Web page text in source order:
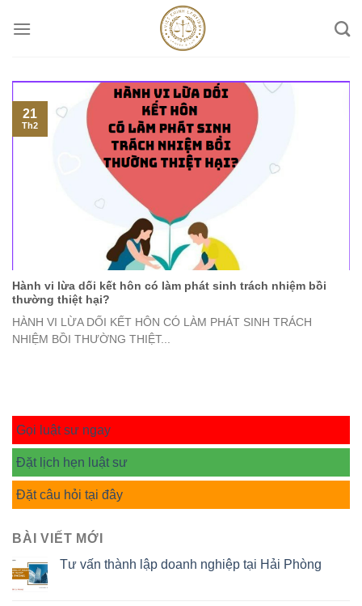
Hành vi lừa dối kết hôn có làm phát sinh trách nhiệm bồi
thường thiệt hại?
HÀNH VI LỪA DỐI KẾT HÔN CÓ LÀM PHÁT SINH TRÁCH
NHIỆM BỒI THƯỜNG THIỆT...
21
Th2
Gọi luật sư ngay
Đặt lịch hẹn luật sư
Đặt câu hỏi tại đây
BÀI VIẾT MỚI
Tư vấn thành lập doanh nghiệp tại Hải Phòng